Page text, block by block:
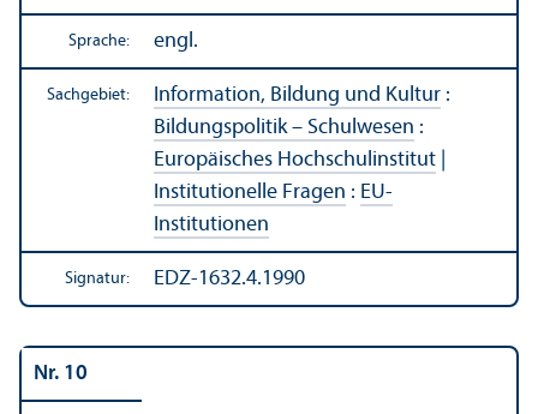
Sprache: engl.
Sachgebiet: Information, Bildung und Kultur :
Bildungs­politik – Schulwesen :
Europäisches Hochschul­institut
Institutionelle Fragen : EU-
Institutionen
Signatur: EDZ-1632.4.1990
Nr. 10